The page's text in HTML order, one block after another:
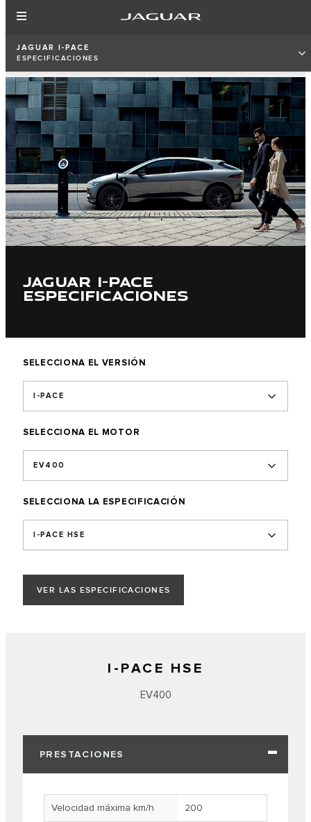
JAGUAR I-PACE
ESPECIFICACIONES
JAGUAR I-PACE
ESPECIFICACIONES
SELECCIONA EL VERSIÓN
I-PACE
SELECCIONA EL MOTOR
EV400
SELECCIONA LA ESPECIFICACIÓN
I-PACE HSE
VER LAS ESPECIFICACIONES
I-PACE HSE
EV400
PRESTACIONES
Velocidad máxima km/h 200